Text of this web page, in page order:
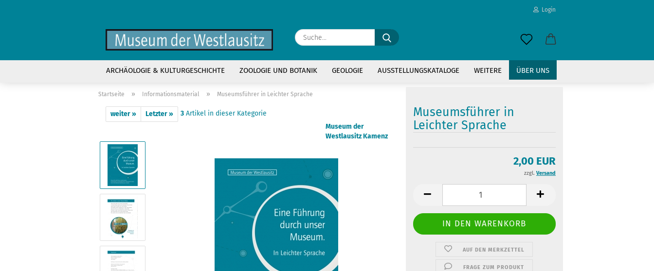
Login
Konto erstellen
Suche...
ARCHÄOLOGIE & KULTURGESCHICHTE ZOOLOGIE UND BOTANIK GEOLOGIE AUSSTELLUNGSKATALOGE ÜBER UNS
WEITERE
Startseite » Informationsmaterial » Museumsführer in Leichter Sprache
weiter » Letzter » 3 Artikel in dieser Kategorie
Museum der
Westlausitz Kamenz
Museumsführer in
Leichter Sprache
2,00 EUR
zzgl. Versand
AUF DEN MERKZETTEL
FRAGE ZUM PRODUKT